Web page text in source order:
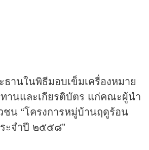
ธานในพิธีมอบเข็มเครื่องหมาย
านและเกียรติบัตร แก่คณะผู้นำ
ชน “โครงการหมู่บ้านฤดูร้อน
ะจำปี ๒๕๕๘”